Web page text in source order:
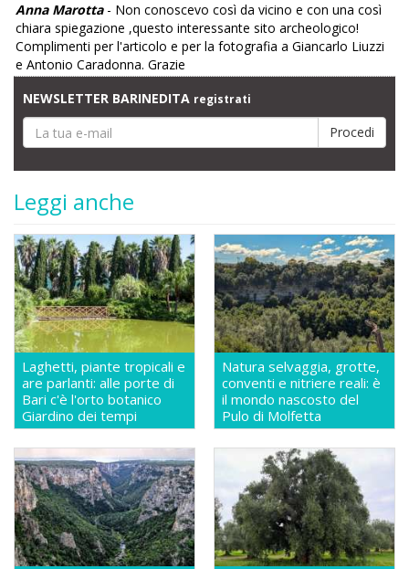
Anna Marotta - Non conoscevo così da vicino e con una così
chiara spiegazione ,questo interessante sito archeologico!
Complimenti per l'articolo e per la fotografia a Giancarlo Liuzzi
e Antonio Caradonna. Grazie
NEWSLETTER BARINEDITA registrati
Leggi anche
Laghetti, piante tropicali e
are parlanti: alle porte di
Bari c'è l'orto botanico
Giardino dei tempi
Natura selvaggia, grotte,
conventi e nitriere reali: è
il mondo nascosto del
Pulo di Molfetta